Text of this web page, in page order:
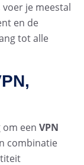
je meestal
en de
tot alle
een VPN
combinatie